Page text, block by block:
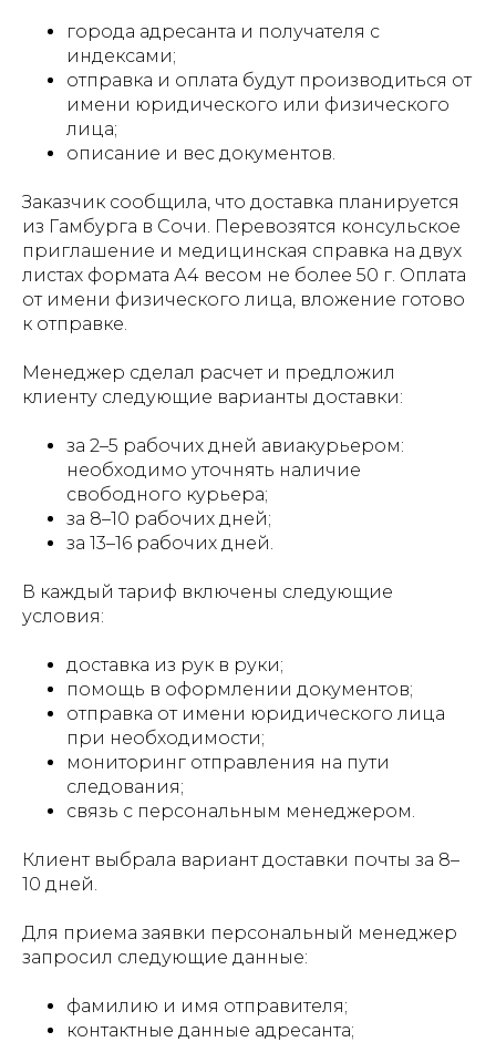
города адресанта и получателя с
индексами;
отправка и оплата будут производиться от
имени юридического или физического
лица;
описание и вес документов.
Заказчик сообщила, что доставка планируется
из Гамбурга в Сочи. Перевозятся консульское
приглашение и медицинская справка на двух
листах формата А4 весом не более 50 г. Оплата
от имени физического лица, вложение готово
к отправке.
Менеджер сделал расчет и предложил
клиенту следующие варианты доставки:
за 2–5 рабочих дней авиакурьером:
необходимо уточнять наличие
свободного курьера;
за 8–10 рабочих дней;
за 13–16 рабочих дней.
В каждый тариф включены следующие
условия:
доставка из рук в руки;
помощь в оформлении документов;
отправка от имени юридического лица
при необходимости;
мониторинг отправления на пути
следования;
связь с персональным менеджером.
Клиент выбрала вариант доставки почты за 8–
10 дней.
Для приема заявки персональный менеджер
запросил следующие данные:
фамилию и имя отправителя;
контактные данные адресанта;